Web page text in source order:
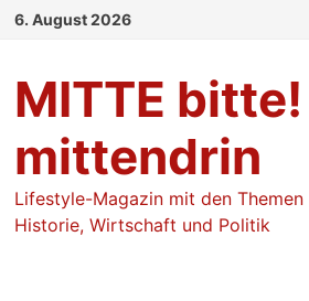
Zum
6. August 2026
MITTE
mittendrin
Lifestyle-Magazin mit den Themen
Historie, Wirtschaft und Politik